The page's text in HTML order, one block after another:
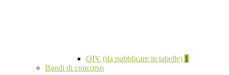
OIV (da pubblicare in tabelle) 1
Bandi di concorso